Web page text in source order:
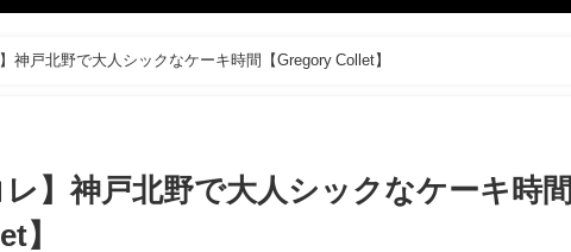
神戸北野で大人シックなケーキ時間【Gregory Collet】
レ】神戸北野で大人シックなケーキ時間
】